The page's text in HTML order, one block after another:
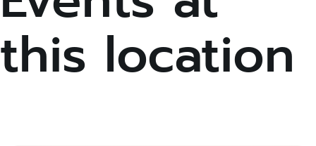
this location